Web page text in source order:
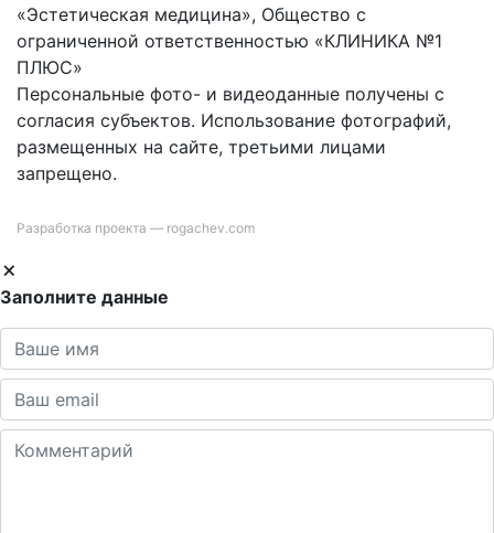
«Эстетическая медицина», Общество с
ограниченной ответственностью «КЛИНИКА №1
ПЛЮС»
Персональные фото- и видеоданные получены с
согласия субъектов. Использование фотографий,
размещенных на сайте, третьими лицами
запрещено.
Разработка проекта — rogachev.com
Заполните данные